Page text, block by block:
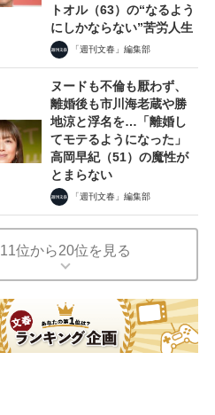
トオル（63）の“なるよう
にしかならない”苦労人生
「週刊文春」編集部
ヌードも不倫も厭わず、
離婚後も市川海老蔵や勝
地涼と浮名を…「離婚し
てモテるようになった」
高岡早紀（51）の魔性が
とまらない
「週刊文春」編集部
11位から20位を見る